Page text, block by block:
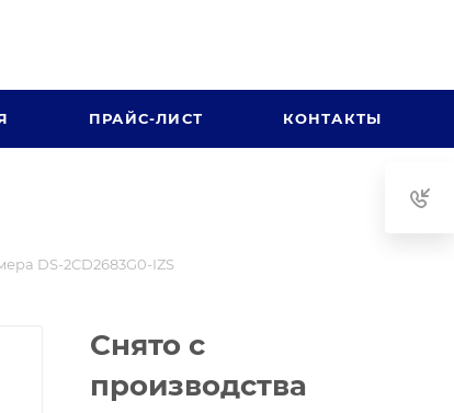
ПРАЙС-ЛИСТ КОНТАКТЫ
DS-2CD2683G0-IZS
Снято с
производства